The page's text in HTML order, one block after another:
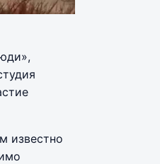
известно